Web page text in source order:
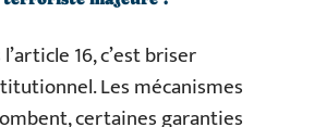
16, c’est briser
Les mécanismes
certaines garanties